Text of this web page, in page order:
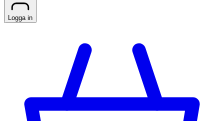
Logga in